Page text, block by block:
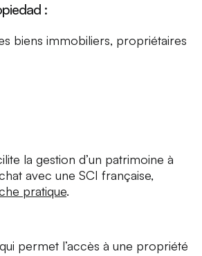
:
biens immobiliers, propriétaires
la gestion d’un patrimoine à
avec une SCI française,
pratique.
permet l’accès à une propriété